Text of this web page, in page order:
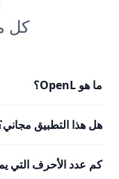
كل
ما هو OpenL؟
هل هذا التطبيق
كم عدد الأحرف التي